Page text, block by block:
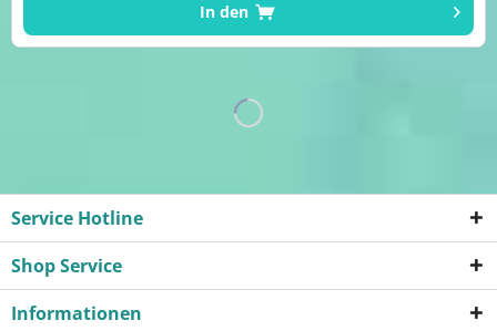
In den
Service Hotline
Shop Service
Informationen